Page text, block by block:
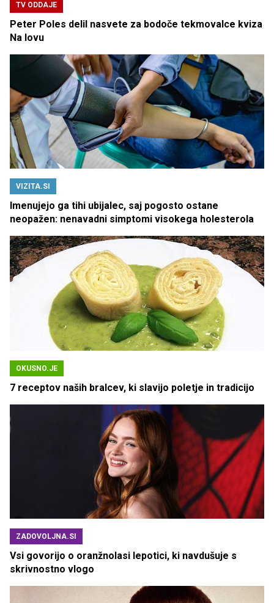
TV ODDAJE
Peter Poles delil nasvete za bodoče tekmovalce kviza
Na lovu
VIZITA.SI
Imenujejo ga tihi ubijalec, saj pogosto ostane
neopažen: nenavadni simptomi visokega holesterola
OKUSNO.JE
7 receptov naših bralcev, ki slavijo poletje in tradicijo
ZADOVOLJNA.SI
Vsi govorijo o oranžnolasi lepotici, ki navdušuje s
skrivnostno vlogo